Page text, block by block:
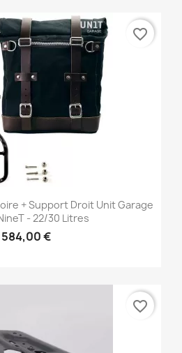
+ Support Droit Unit Garage
- 22/30 Litres
584,00 €
favorite_border
favorite_border